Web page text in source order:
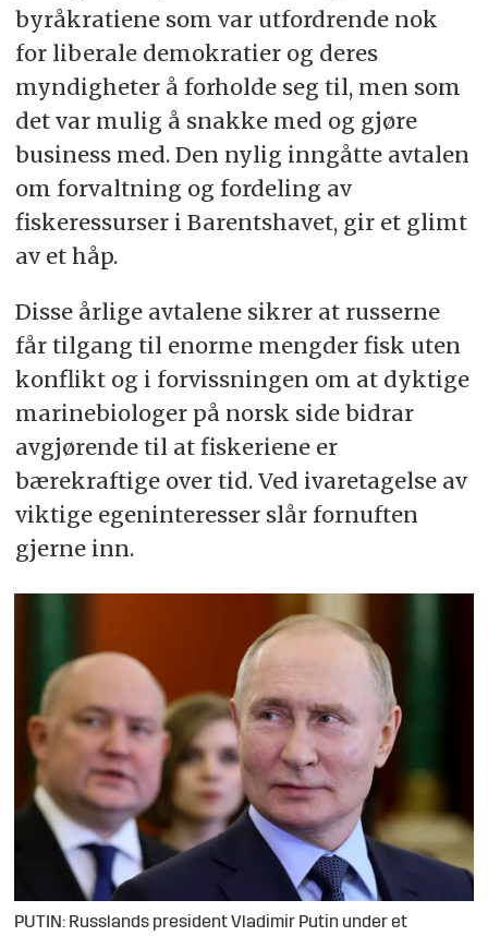
byråkratiene som var utfordrende nok
for liberale demokratier og deres
myndigheter å forholde seg til, men som
det var mulig å snakke med og gjøre
business med. Den nylig inngåtte avtalen
om forvaltning og fordeling av
fiskeressurser i Barentshavet, gir et glimt
av et håp.
Disse årlige avtalene sikrer at russerne
får tilgang til enorme mengder fisk uten
konflikt og i forvissningen om at dyktige
marinebiologer på norsk side bidrar
avgjørende til at fiskeriene er
bærekraftige over tid. Ved ivaretagelse av
viktige egeninteresser slår fornuften
gjerne inn.
PUTIN: Russlands president Vladimir Putin under et